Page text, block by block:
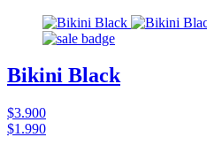
Bikini Black
$3.900
$1.990